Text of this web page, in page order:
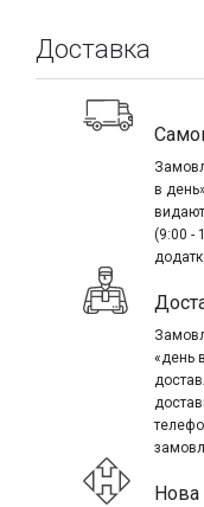
Доставка
в
(9:00 -
«день
Нова